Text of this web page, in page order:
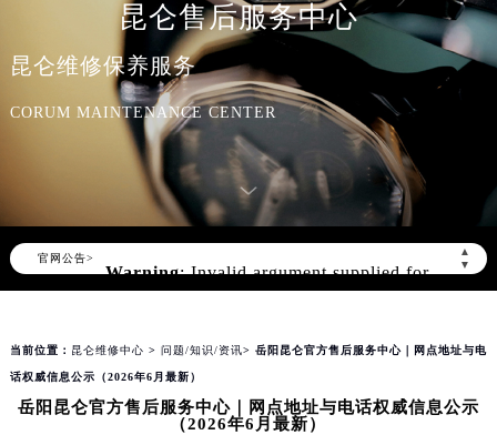
昆仑售后服务中心
昆仑维修保养服务
CORUM MAINTENANCE CENTER
官网公告>
▲
▼
/www/wwwroot/seo/countryt/two/
content/themes/corum/header.phpon
当前位置： 昆仑维修中心 > 问题/知识/资讯> 岳阳昆仑官方售后服务中心｜网点地址与电
话权威信息公示（2026年6月最新）
岳阳昆仑官方售后服务中心｜网点地址与电话权威信息公示
（2026年6月最新）